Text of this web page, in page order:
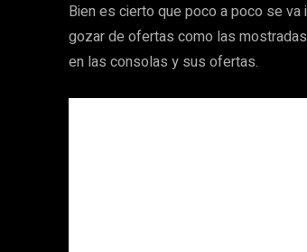
Bien es cierto que poco a poco se va
gozar de ofertas como las
en las consolas y sus ofertas.